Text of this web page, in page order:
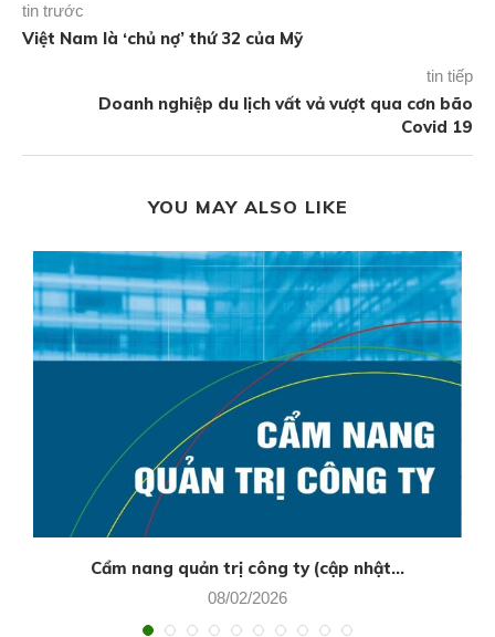
tin trước
Việt Nam là ‘chủ nợ’ thứ 32 của Mỹ
tin tiếp
Doanh nghiệp du lịch vất vả vượt qua cơn bão
Covid 19
YOU MAY ALSO LIKE
Cẩm nang quản trị công ty (cập nhật...
08/02/2026